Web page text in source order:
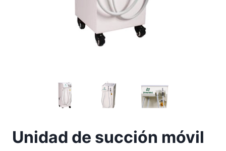
Unidad de succión móvil